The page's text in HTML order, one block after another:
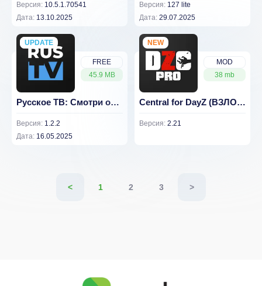
Версия: 10.5.1.70541
Дата: 13.10.2025
Версия: 127 lite
Дата: 29.07.2025
FREE
45.9 MB
UPDATE
NEW
Русское ТВ: Смотри онлайн
Версия: 1.2.2
Дата: 16.05.2025
MOD
38 mb
NEW
Central for DayZ (ВЗЛОМ, полный функционал)
Версия: 2.21
< 1 2 3 >